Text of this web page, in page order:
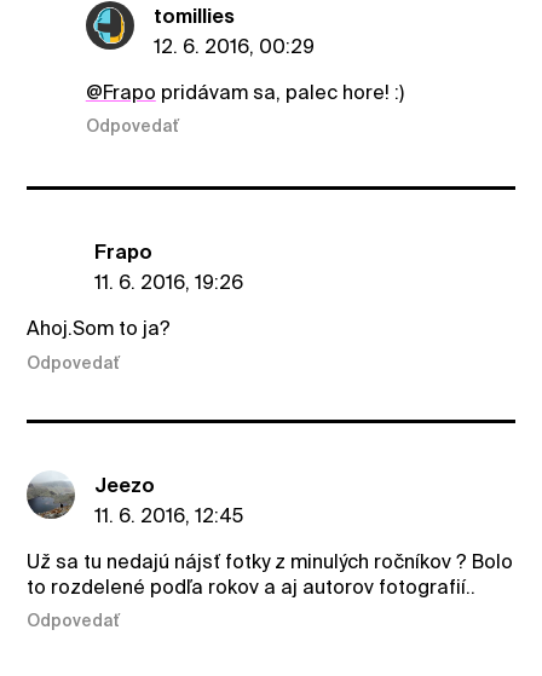
tomillies
12. 6. 2016, 00:29
@Frapo pridávam sa, palec hore! :)
Odpovedať
Frapo
11. 6. 2016, 19:26
Ahoj.Som to ja?
Odpovedať
Jeezo
11. 6. 2016, 12:45
Už sa tu nedajú nájsť fotky z minulých ročníkov ? Bolo
to rozdelené podľa rokov a aj autorov fotografií..
Odpovedať